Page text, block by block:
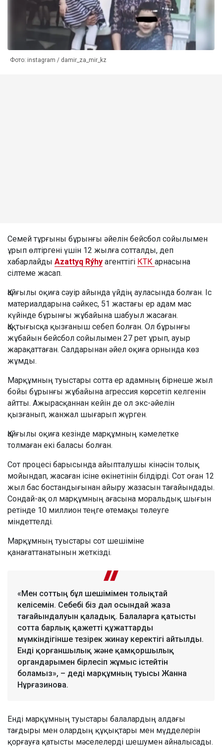
Фото: instagram / damir_za_mir_kz
Семей тұрғыны бұрынғы әйелін бейсбол сойылымен
ұрып өлтіргені үшін 12 жылға сотталды, деп
хабарлайды Azattyq Rýhy агенттігі КТК арнасына
сілтеме жасап.
Қайғылы оқиға сәуір айында үйдің ауласында болған. Іс
материалдарына сәйкес, 51 жастағы ер адам мас
күйінде бұрынғы жұбайына шабуыл жасаған.
Қақтығысқа қызғаныш себеп болған. Ол бұрынғы
жұбайын бейсбол сойылымен 27 рет ұрып, ауыр
жарақаттаған. Салдарынан әйел оқиға орнында көз
жұмды.
Марқұмның туыстары сотта ер адамның бірнеше жыл
бойы бұрынғы жұбайына агрессия көрсетіп келгенін
айтты. Ажырасқаннан кейін де ол экс-әйелін
қызғанып, жанжал шығарып жүрген.
Қайғылы оқиға кезінде марқұмның кәмелетке
толмаған екі баласы болған.
Сот процесі барысында айыпталушы кінәсін толық
мойындап, жасаған ісіне өкінетінін білдірді. Сот оған 12
жыл бас бостандығынан айыру жазасын тағайындады.
Сондай-ақ ол марқұмның ағасына моральдық шығын
ретінде 10 миллион теңге өтемақы төлеуге
міндеттелді.
Марқұмның туыстары сот шешіміне
қанағаттанатынын жеткізді.
«Мен соттың бұл шешімімен толықтай
келісемін. Себебі біз дәл осындай жаза
тағайындалуын қаладық. Балаларға қатысты
сотта барлық қажетті құжаттарды
мүмкіндігінше тезірек жинау керектігі айтылды.
Енді қорғаншылық және қамқоршылық
органдарымен бірлесіп жұмыс істейтін
боламыз», – деді марқұмның туысы Жанна
Нұрғазинова.
Енді марқұмның туыстары балалардың алдағы
тағдыры мен олардың құқықтары мен мүдделерін
қорғауға қатысты мәселелерді шешумен айналысады.